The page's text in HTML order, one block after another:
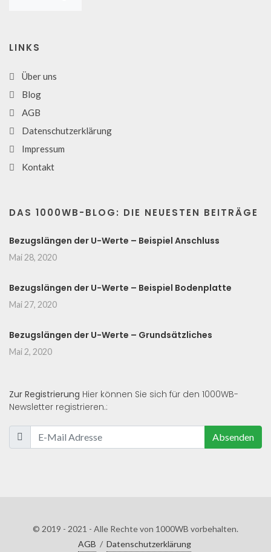
LINKS
Über uns
Blog
AGB
Datenschutzerklärung
Impressum
Kontakt
DAS 1000WB-BLOG: DIE NEUESTEN BEITRÄGE
Bezugslängen der U-Werte – Beispiel Anschluss
Mai 28, 2020
Bezugslängen der U-Werte – Beispiel Bodenplatte
Mai 27, 2020
Bezugslängen der U-Werte – Grundsätzliches
Mai 2, 2020
Zur Registrierung Hier können Sie sich für den 1000WB-
Newsletter registrieren.:
Absenden
© 2019 - 2021 - Alle Rechte von 1000WB vorbehalten.
AGB / Datenschutzerklärung